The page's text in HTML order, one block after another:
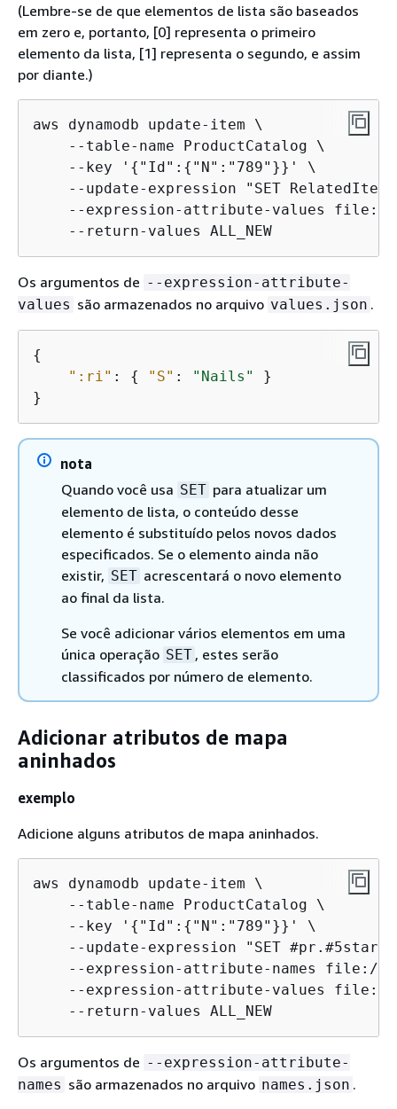
(Lembre-se de que elementos de lista são baseados
em zero e, portanto, [0] representa o primeiro
elemento da lista, [1] representa o segundo, e assim
por diante.)
aws dynamodb update-item \
    --table-name ProductCatalog \
    --key '
{ "Id": { "N":"789"}}' \
--update-expression "SET
--expression-attribute-values
    --return-values ALL_NEW
Os argumentos de --expression-attribute-
values são armazenados no arquivo values.json .
{
":ri" : { "S" : "Nails"
}
}
nota
Quando você usa SET para atualizar um
elemento de lista, o conteúdo desse
elemento é substituído pelos novos dados
especificados. Se o elemento ainda não
existir, SET acrescentará o novo elemento
ao final da lista.
Se você adicionar vários elementos em uma
única operação SET , estes serão
classificados por número de elemento.
Adicionar atributos de mapa
aninhados
exemplo
Adicione alguns atributos de mapa aninhados.
aws dynamodb update-item \
    --table-name ProductCatalog \
    --key '
{ "Id": { "N":"789"}}' \
--update-expression "SET
--expression-attribute-names file://
--expression-attribute-values
    --return-values ALL_NEW
Os argumentos de --expression-attribute-
names são armazenados no arquivo names.json .